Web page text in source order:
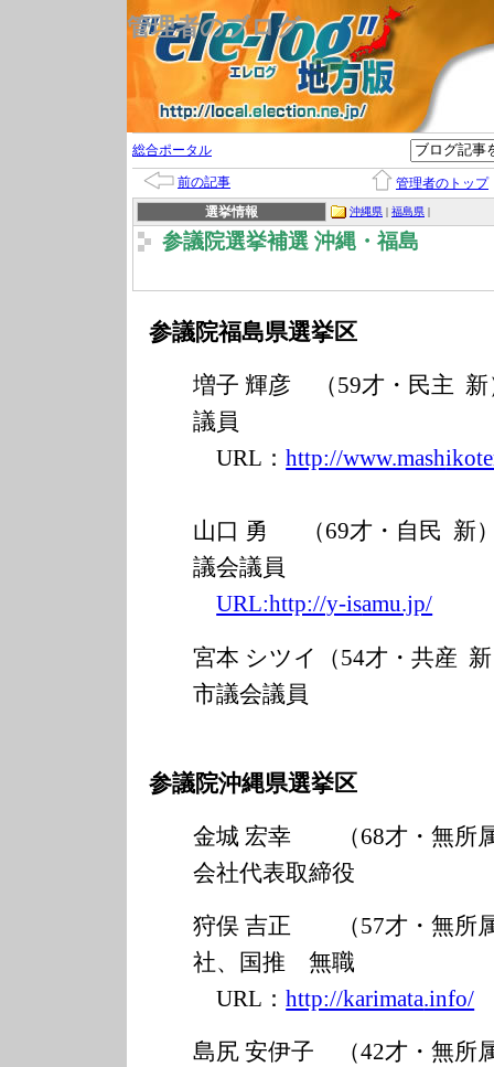
管理者のブログ
総合ポータル
前の記事
管理者のトップ
選挙情報
沖縄県 | 福島県 |
参議院選挙補選 沖縄・福島
参議院福島県選挙区
増子 輝彦 （59才・民主 新
議員
URL：http://www.mash
山口 勇 （69才・自民 新
議会議員
URL:http://y-isamu.jp/
宮本 シツイ（54才・共産
市議会議員
参議院沖縄県選挙区
金城 宏幸 （68才・無所
会社代表取締役
狩俣 吉正 （57才・無所
社、国推 無職
URL：http://karimata.info/
島尻 安伊子 （42才・無